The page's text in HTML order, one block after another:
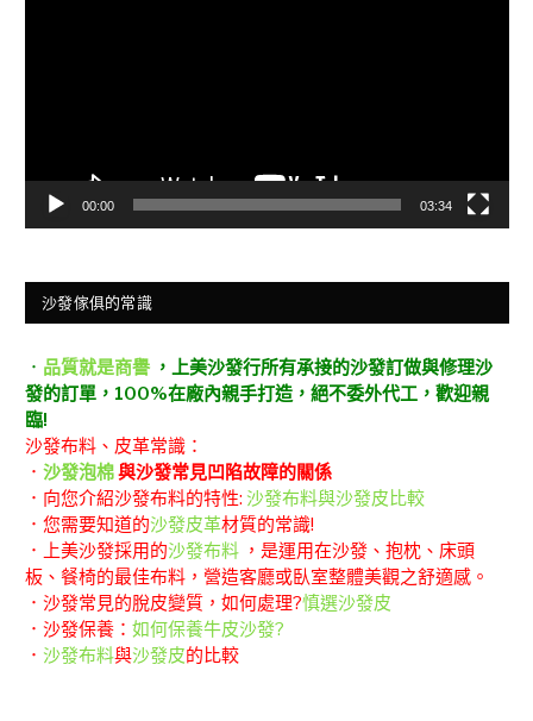
00:00 03:34
沙發傢俱的常識
． 品質就是商譽，上美沙發行所有承接的沙發訂做與修理沙
發的訂單，100%在廠內親手打造，絕不委外代工，歡迎親
臨!
沙發布料、皮革常識：
． 沙發泡棉與沙發常見凹陷故障的關係
．向您介紹沙發布料的特性: 沙發布料與沙發皮比較
．您需要知道的沙發皮革材質的常識!
．上美沙發採用的沙發布料 ，是運用在沙發、抱枕、床頭
板、餐椅的最佳布料，營造客廳或臥室整體美觀之舒適感。
．沙發常見的脫皮變質，如何處理?慎選沙發皮
．沙發保養： 如何保養牛皮沙發?
． 沙發布料與沙發皮的比較